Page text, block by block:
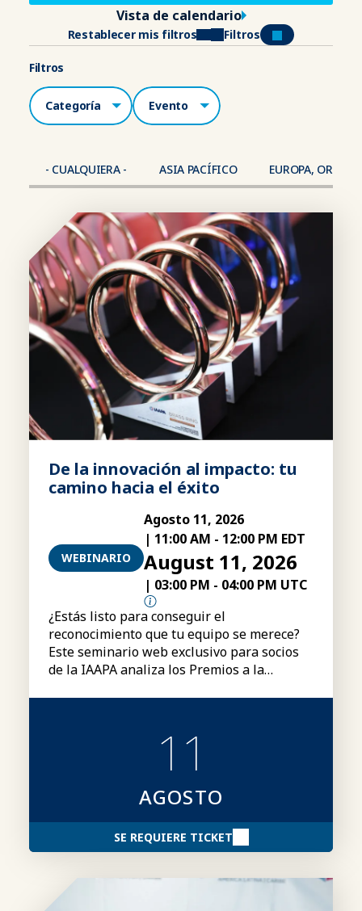
Vista de calendario
Restablecer mis filtros Filtros
Filtros
Categorías Lugar
- CUALQUIERA - ASIA PACÍFICO EUROPA,
De la innovación al impacto: tu
camino hacia el éxito
WEBINARIO
Agosto 11, 2026
| 11:00 AM - 12:00 PM EDT
August 11, 2026
| 03:00 PM - 04:00 PM UTC
¿Estás listo para conseguir el
reconocimiento que tu equipo se merece?
Este seminario web exclusivo para socios
de la IAAPA analiza los Premios a la
de candidaturas y consejos para elaborar
11
AGOSTO
SE REQUIERE TICKET